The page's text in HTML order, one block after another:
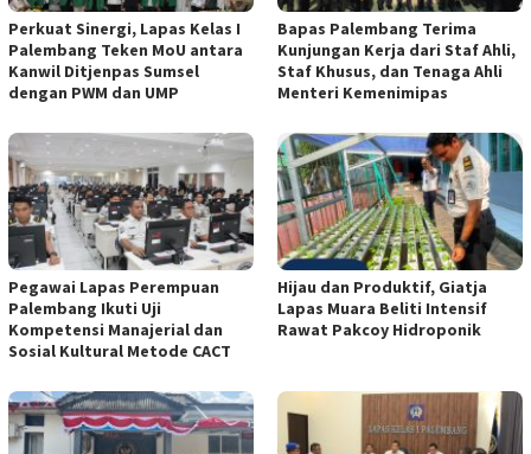
Perkuat Sinergi, Lapas Kelas I
Palembang Teken MoU antara
Kanwil Ditjenpas Sumsel
dengan PWM dan UMP
Bapas Palembang Terima
Kunjungan Kerja dari Staf Ahli,
Staf Khusus, dan Tenaga Ahli
Menteri Kemenimipas
Pegawai Lapas Perempuan
Palembang Ikuti Uji
Kompetensi Manajerial dan
Sosial Kultural Metode CACT
Hijau dan Produktif, Giatja
Lapas Muara Beliti Intensif
Rawat Pakcoy Hidroponik